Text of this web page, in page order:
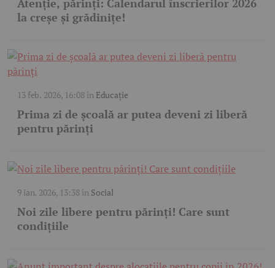
la creșe și grădinițe!
13 feb. 2026, 16:08în Educație
Prima zi de școală ar putea deveni zi liberă
pentru părinți
9 ian. 2026, 13:38în Social
Noi zile libere pentru părinți! Care sunt
condițiile